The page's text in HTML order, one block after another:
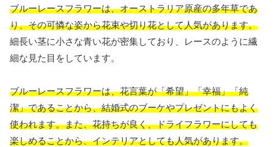
ブルーレースフラワーは、オーストラリア原産の多年草であ
り、その可憐な姿から花束や切り花として人気があります。
細長い茎に小さな青い花が密集しており、レースのように繊
細な見た目をしています。
ブルーレースフラワーは、花言葉が「希望」「幸福」「純
潔」であることから、結婚式のブーケやプレゼントにもよく
使われます。また、花持ちが良く、ドライフラワーにしても
楽しめることから、インテリアとしても人気があります。